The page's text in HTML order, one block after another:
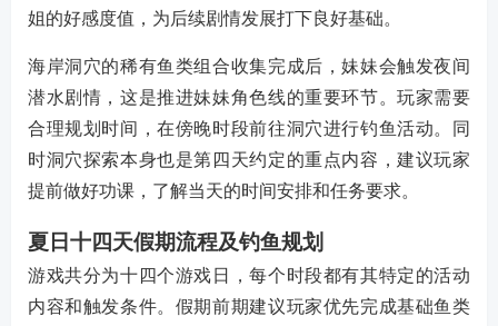
姐的好感度值，为后续剧情发展打下良好基础。
海岸洞穴的稀有鱼类组合收集完成后，妹妹会触发夜间
潜水剧情，这是推进妹妹角色线的重要环节。玩家需要
合理规划时间，在傍晚时段前往洞穴进行钓鱼活动。同
时洞穴探索本身也是第四天约定的重点内容，建议玩家
提前做好功课，了解当天的时间安排和任务要求。
夏日十四天假期流程及钓鱼规划
游戏共分为十四个游戏日，每个时段都有其特定的活动
内容和触发条件。假期前期建议玩家优先完成基础鱼类